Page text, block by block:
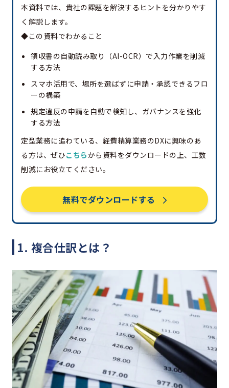
本資料では、貴社の課題を解決するヒントを分かりやす
く解説します。
◆この資料でわかること
領収書の自動読み取り（AI-OCR）で入力作業を削減
する方法
スマホ活用で、場所を選ばずに申請・承認できるフロ
ーの構築
規定違反の申請を自動で検知し、ガバナンスを強化
する方法
定型業務に追わている、経費精算業務のDXに興味のあ
る方は、ぜひこちらから資料をダウンロードの上、工数
削減にお役立てください。
無料でダウンロードする
1. 複合仕訳とは？